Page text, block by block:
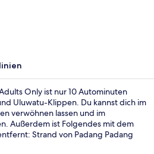
Only ist nur 10 Autominuten
Uluwatu-Klippen. Du kannst dich im
verwöhnen lassen und im
Außerdem ist Folgendes mit dem
Strand von Padang Padang